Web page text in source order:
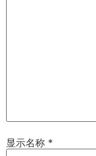
显示名称 *